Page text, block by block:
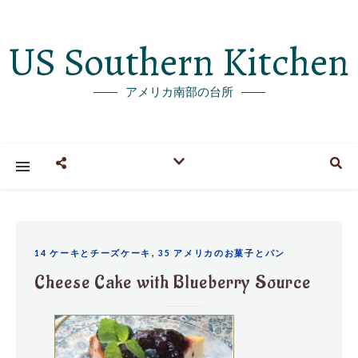
US Southern Kitchen
アメリカ南部の台所
14 ケーキとチーズケーキ ,35 アメリカのお菓子とパン
Cheese Cake with Blueberry Source